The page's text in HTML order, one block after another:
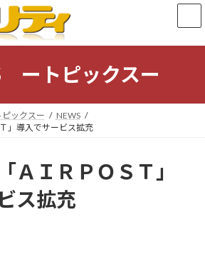
ートピックスー
ックスー
NEWS
」導入でサービス拡充
ＡＩＲＰＯＳＴ」
ス拡充